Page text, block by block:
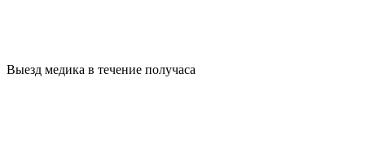
Выезд медика в течение получаса